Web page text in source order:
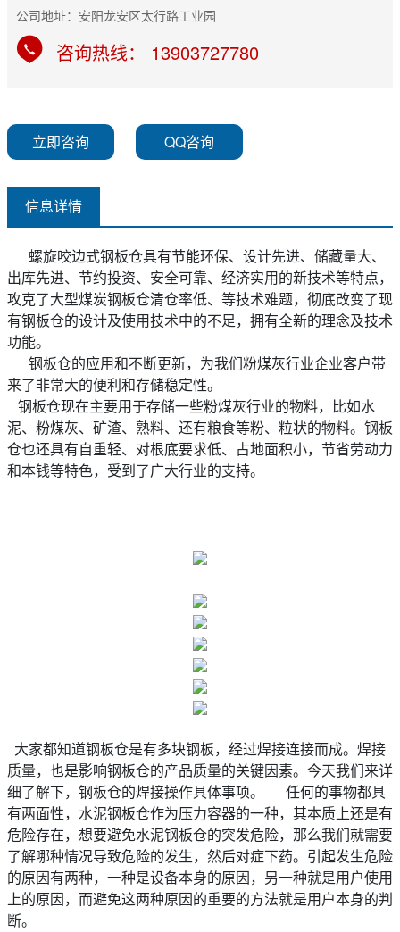
公司地址：安阳龙安区太行路工业园
咨询热线： 13903727780
立即咨询 QQ咨询
信息详情
螺旋咬边式钢板仓具有节能环保、设计先进、储藏量大、
出库先进、节约投资、安全可靠、经济实用的新技术等特点，
攻克了大型煤炭钢板仓清仓率低、等技术难题，彻底改变了现
有钢板仓的设计及使用技术中的不足，拥有全新的理念及技术
功能。
钢板仓的应用和不断更新，为我们粉煤灰行业企业客户带
来了非常大的便利和存储稳定性。
钢板仓现在主要用于存储一些粉煤灰行业的物料，比如水
泥、粉煤灰、矿渣、熟料、还有粮食等粉、粒状的物料。钢板
仓也还具有自重轻、对根底要求低、占地面积小，节省劳动力
和本钱等特色，受到了广大行业的支持。
大家都知道钢板仓是有多块钢板，经过焊接连接而成。焊接
质量，也是影响钢板仓的产品质量的关键因素。今天我们来详
细了解下，钢板仓的焊接操作具体事项。 任何的事物都具
有两面性，水泥钢板仓作为压力容器的一种，其本质上还是有
危险存在，想要避免水泥钢板仓的突发危险，那么我们就需要
了解哪种情况导致危险的发生，然后对症下药。引起发生危险
的原因有两种，一种是设备本身的原因，另一种就是用户使用
上的原因，而避免这两种原因的重要的方法就是用户本身的判
断。